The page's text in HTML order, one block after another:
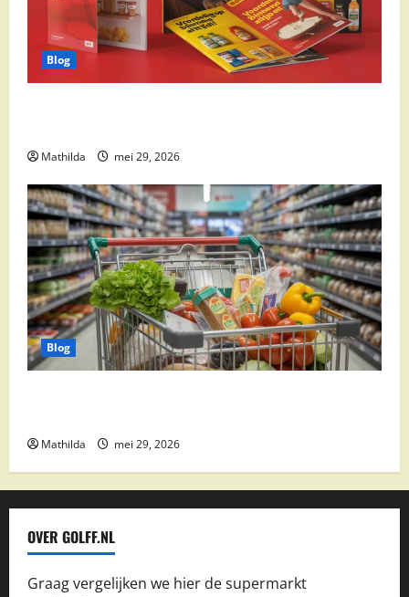
Blog
Mathilda mei 29, 2026
Blog
Mathilda mei 29, 2026
OVER GOLFF.NL
Graag vergelijken we hier de supermarkt